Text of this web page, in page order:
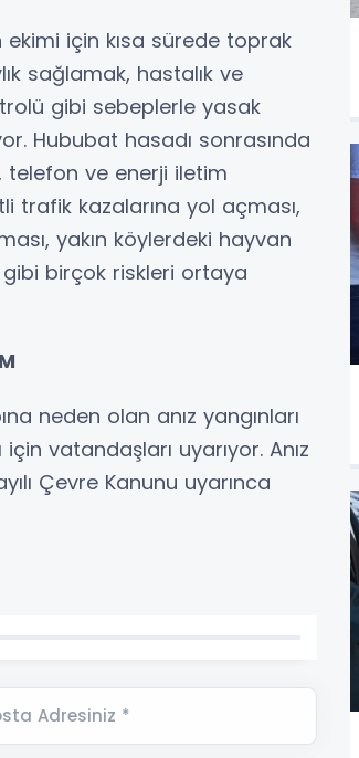
için kısa sürede toprak
sağlamak, hastalık ve
gibi sebeplerle yasak
Hububat hasadı sonrasında
telefon ve enerji iletim
trafik kazalarına yol açması,
yakın köylerdeki hayvan
gibi birçok riskleri ortaya
neden olan anız yangınları
vatandaşları uyarıyor. Anız
Çevre Kanunu uyarınca
Adresiniz *